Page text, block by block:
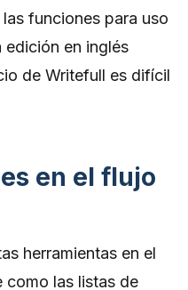
funciones para uso
edición en inglés
de Writefull es difícil
en el flujo
herramientas en el
como las listas de